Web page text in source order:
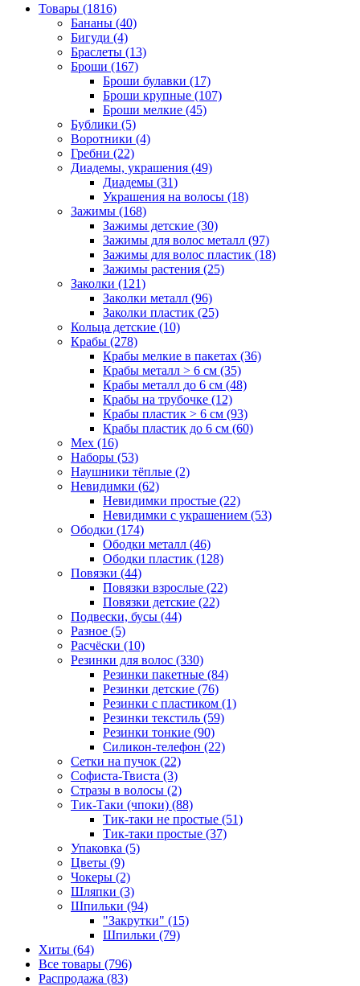
Товары (1816)
Бананы (40)
Бигуди (4)
Браслеты (13)
Броши (167)
Броши булавки (17)
Броши крупные (107)
Броши мелкие (45)
Бублики (5)
Воротники (4)
Гребни (22)
Диадемы, украшения (49)
Диадемы (31)
Украшения на волосы (18)
Зажимы (168)
Зажимы детские (30)
Зажимы для волос металл (97)
Зажимы для волос пластик (18)
Зажимы растения (25)
Заколки (121)
Заколки металл (96)
Заколки пластик (25)
Кольца детские (10)
Крабы (278)
Крабы мелкие в пакетах (36)
Крабы металл > 6 см (35)
Крабы металл до 6 см (48)
Крабы на трубочке (12)
Крабы пластик > 6 см (93)
Крабы пластик до 6 см (60)
Мех (16)
Наборы (53)
Наушники тёплые (2)
Невидимки (62)
Невидимки простые (22)
Невидимки с украшением (53)
Ободки (174)
Ободки металл (46)
Ободки пластик (128)
Повязки (44)
Повязки взрослые (22)
Повязки детские (22)
Подвески, бусы (44)
Разное (5)
Расчёски (10)
Резинки для волос (330)
Резинки пакетные (84)
Резинки детские (76)
Резинки с пластиком (1)
Резинки текстиль (59)
Резинки тонкие (90)
Силикон-телефон (22)
Сетки на пучок (22)
Софиста-Твиста (3)
Стразы в волосы (2)
Тик-Таки (чпоки) (88)
Тик-таки не простые (51)
Тик-таки простые (37)
Упаковка (5)
Цветы (9)
Чокеры (2)
Шляпки (3)
Шпильки (94)
"Закрутки" (15)
Шпильки (79)
Хиты (64)
Все товары (796)
Распродажа (83)